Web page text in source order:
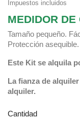
Impuestos incluidos
MEDIDOR
Tamaño pequeño.
Protección asequible.
Este Kit se alquila
La fianza de
alquiler.
Cantidad